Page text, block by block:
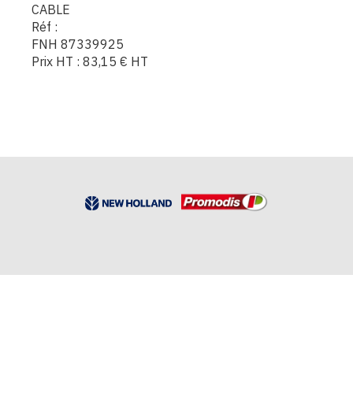
CABLE
Réf :
FNH 87339925
Prix HT : 83,15 € HT